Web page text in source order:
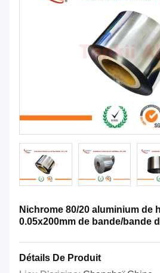
Nichrome 80/20 aluminium de
0.05x200mm de bande/bande
Détails De Produit